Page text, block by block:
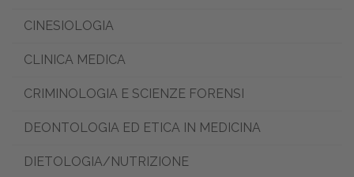
CINESIOLOGIA
CLINICA MEDICA
CRIMINOLOGIA E SCIENZE FORENSI
DEONTOLOGIA ED ETICA IN MEDICINA
DIETOLOGIA/NUTRIZIONE